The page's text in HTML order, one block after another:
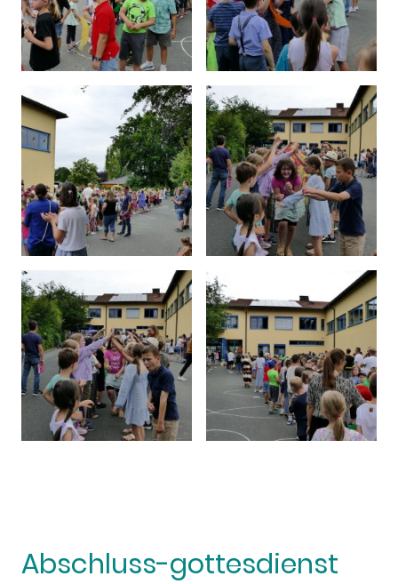
Abschluss-gottesdienst